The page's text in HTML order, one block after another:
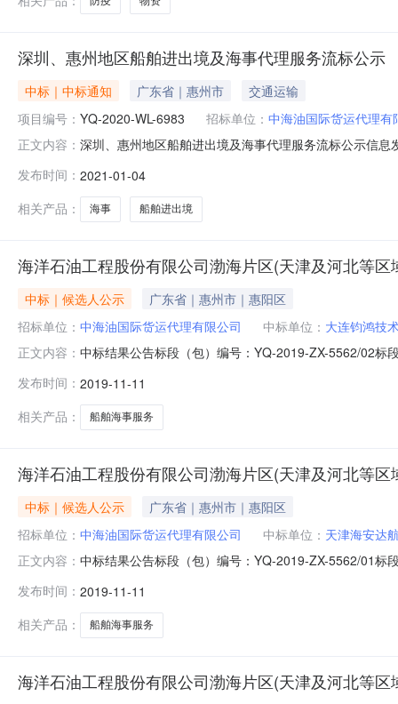
深圳、惠州地区船舶进出境及海事代理服务流标公示
中标｜中标通知 广东省｜惠州市
交通运输
项目编号： YQ-2020-WL-6983 招标单位： 中海油国际货运代理有
正文内容： 深圳、惠州地区船舶进出境及海事代理服务流标公示信
邀请招标公示信息公示开始时间：2021-01-04公示结束
发布时间： 2021-01-04
相关产品：
海事 船舶进出境
海洋石油工程股份有限公司渤海片区(天津及河北等
中标｜候选人公示
广东省｜惠州市｜惠阳区
招标单位： 中海油国际货运代理有限公司 中标单位： 大连钧鸿技
正文内容： 中标结果公告标段（包）编号：YQ-2019-ZX-5562/02标
发布时间： 2019-11-11
相关产品：
船舶海事服务
海洋石油工程股份有限公司渤海片区(天津及河北等
中标｜候选人公示
广东省｜惠州市｜惠阳区
招标单位： 中海油国际货运代理有限公司 中标单位： 天津海安达
正文内容： 中标结果公告标段（包）编号：YQ-2019-ZX-5562/01标
发布时间： 2019-11-11
相关产品：
船舶海事服务
海洋石油工程股份有限公司渤海片区(天津及河北等